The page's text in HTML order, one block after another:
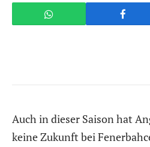
Auch in dieser Saison hat
keine Zukunft bei